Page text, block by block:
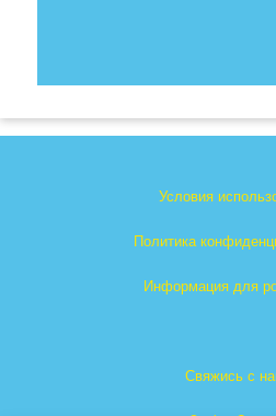
Условия
Политика
Информация для
Свяжись с